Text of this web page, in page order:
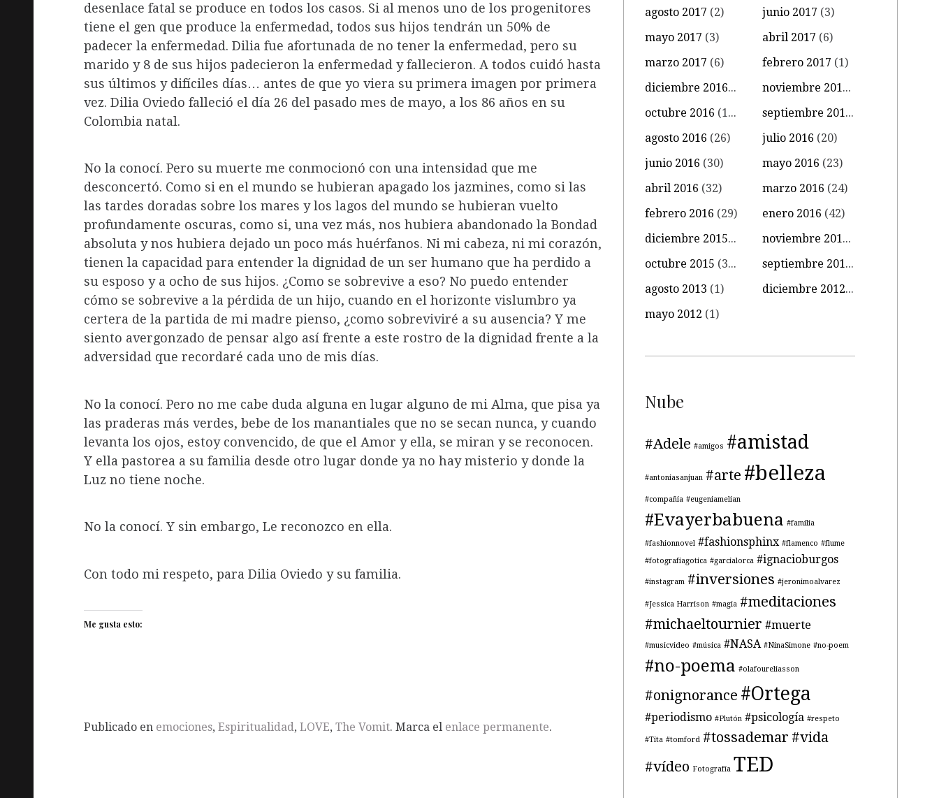
desenlace fatal se produce en todos los casos. Si al menos uno de los progenitores
tiene el gen que produce la enfermedad, todos sus hijos tendrán un 50% de
padecer la enfermedad. Dilia fue afortunada de no tener la enfermedad, pero su
marido y 8 de sus hijos padecieron la enfermedad y fallecieron. A todos cuidó hasta
sus últimos y difíciles días… antes de que yo viera su primera imagen por primera
vez. Dilia Oviedo falleció el día 26 del pasado mes de mayo, a los 86 años en su
Colombia natal.
No la conocí. Pero su muerte me conmocionó con una intensidad que me
desconcertó. Como si en el mundo se hubieran apagado los jazmines, como si las
las tardes doradas sobre los mares y los lagos del mundo se hubieran vuelto
profundamente oscuras, como si, una vez más, nos hubiera abandonado la Bondad
absoluta y nos hubiera dejado un poco más huérfanos. Ni mi cabeza, ni mi corazón,
tienen la capacidad para entender la dignidad de un ser humano que ha perdido a
su esposo y a ocho de sus hijos. ¿Como se sobrevive a eso? No puedo entender
cómo se sobrevive a la pérdida de un hijo, cuando en el horizonte vislumbro ya
certera de la partida de mi madre pienso, ¿como sobreviviré a su ausencia? Y me
siento avergonzado de pensar algo así frente a este rostro de la dignidad frente a la
adversidad que recordaré cada uno de mis días.
No la conocí. Pero no me cabe duda alguna en lugar alguno de mi Alma, que pisa ya
las praderas más verdes, bebe de los manantiales que no se secan nunca, y cuando
levanta los ojos, estoy convencido, de que el Amor y ella, se miran y se reconocen.
Y ella pastorea a su familia desde otro lugar donde ya no hay misterio y donde la
Luz no tiene noche.
No la conocí. Y sin embargo, Le reconozco en ella.
Con todo mi respeto, para Dilia Oviedo y su familia.
Me gusta esto:
Publicado en emociones, Espiritualidad, LOVE, The Vomit. Marca el enlace permanente.
agosto 2017 (2) junio 2017 (3)
mayo 2017 (3) abril 2017 (6)
marzo 2017 (6) febrero 2017 (1)
diciembre 2016
(4) noviembre 2016(11)
octubre 2016 (14) septiembre 2016(18)
agosto 2016 (26) julio 2016 (20)
junio 2016 (30) mayo 2016 (23)
abril 2016 (32) marzo 2016 (24)
febrero 2016 (29) enero 2016 (42)
diciembre 2015
(39) noviembre 2015(18)
octubre 2015 (34) septiembre 2015(15)
agosto 2013 (1) diciembre 2012
(1)
mayo 2012 (1)
Nube
#Adele #amigos #amistad
#antoniasanjuan #arte #belleza
#compañía #eugeniamelian
#Evayerbabuena #familia
#fashionnovel #fashionsphinx #flamenco #flume
#fotografiagotica #garcialorca #ignacioburgos
#instagram #inversiones #jeronimoalvarez
#Jessica Harrison #magia #meditaciones
#michaeltournier #muerte
#musicvideo #música #NASA #NinaSimone #no-poem
#no-poema #olafoureliasson
#onignorance #Ortega
#periodismo #Plutón #psicología #respeto
#Tita #tomford #tossademar #vida
#vídeo Fotografía TED